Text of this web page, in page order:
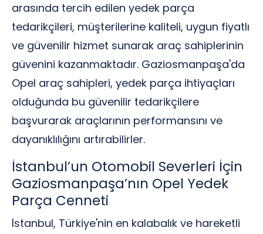
arasında tercih edilen yedek parça
tedarikçileri, müşterilerine kaliteli, uygun fiyatlı
ve güvenilir hizmet sunarak araç sahiplerinin
güvenini kazanmaktadır. Gaziosmanpaşa'da
Opel araç sahipleri, yedek parça ihtiyaçları
olduğunda bu güvenilir tedarikçilere
başvurarak araçlarının performansını ve
dayanıklılığını artırabilirler.
İstanbul’un Otomobil Severleri İçin
Gaziosmanpaşa’nın Opel Yedek
Parça Cenneti
İstanbul, Türkiye'nin en kalabalık ve hareketli